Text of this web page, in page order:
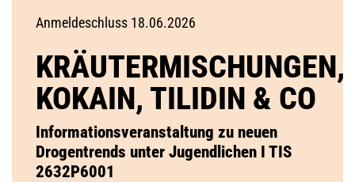
Anmeldeschluss 18.06.2026
KRÄUTERMISCHUNGEN,
KOKAIN, TILIDIN & CO
Informationsveranstaltung zu neuen
Drogentrends unter Jugendlichen I TIS
2632P6001